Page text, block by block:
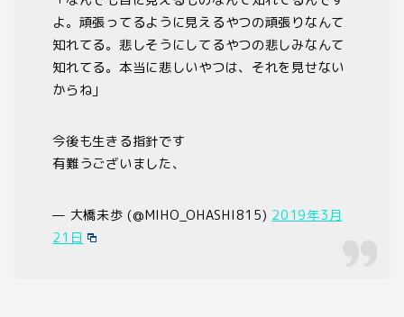
よ。頑張ってるように見えるやつの頑張りなんて
知れてる。悲しそうにしてるやつの悲しみなんて
知れてる。本当に悲しいやつは、それを見せない
からね」
今後も生きる指針です
有難うございました、
— 大橋未歩 (@MIHO_OHASHI815) 2019年3月
21日